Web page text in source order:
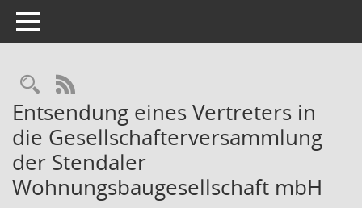
Toggle navigation
Rechercheauswahl
RSS-Feed
Entsendung eines Vertreters in
die Gesellschafterversammlung
der Stendaler
Wohnungsbaugesellschaft mbH